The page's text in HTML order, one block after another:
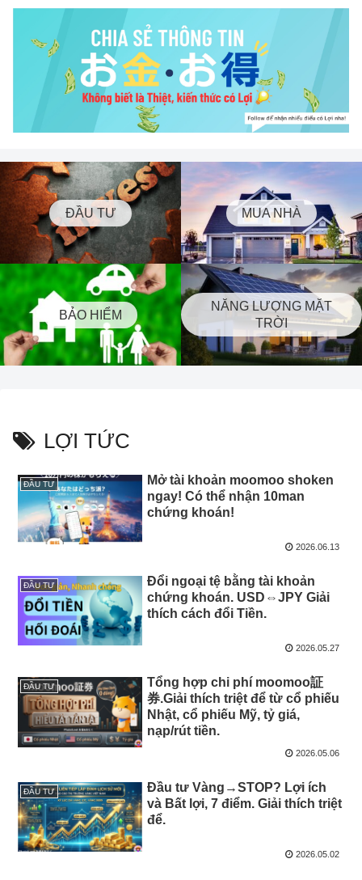
ĐẦU TƯ MUA NHÀ
BẢO HIỂM
NĂNG LƯỢNG MẶT
TRỜI
LỢI TỨC
ĐẦU TƯ
Mở tài khoản moomoo shoken
ngay! Có thể nhận 10man
chứng khoán!
2026.06.13
ĐẦU TƯ
Đổi ngoại tệ bằng tài khoản
chứng khoán. USD⇔JPY Giải
thích cách đổi Tiền.
2026.05.27
ĐẦU TƯ
Tổng hợp chi phí moomoo証
券.Giải thích triệt để từ cổ phiếu
Nhật, cổ phiếu Mỹ, tỷ giá,
nạp/rút tiền.
2026.05.06
ĐẦU TƯ
Đầu tư Vàng→STOP? Lợi ích
và Bất lợi, 7 điểm. Giải thích triệt
để.
2026.05.02